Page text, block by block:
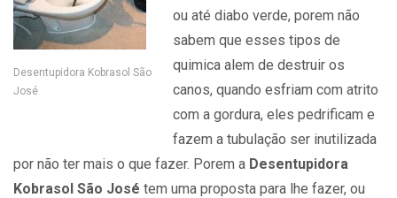
Desentupidora Kobrasol São
José
ou até diabo verde, porem não
sabem que esses tipos de
quimica alem de destruir os
canos, quando esfriam com atrito
com a gordura, eles pedrificam e
fazem a tubulação ser inutilizada
por não ter mais o que fazer. Porem a Desentupidora
Kobrasol São José tem uma proposta para lhe fazer, ou